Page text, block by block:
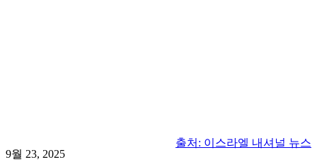
9월 23, 2025
출처: 이스라엘 내셔널 뉴스